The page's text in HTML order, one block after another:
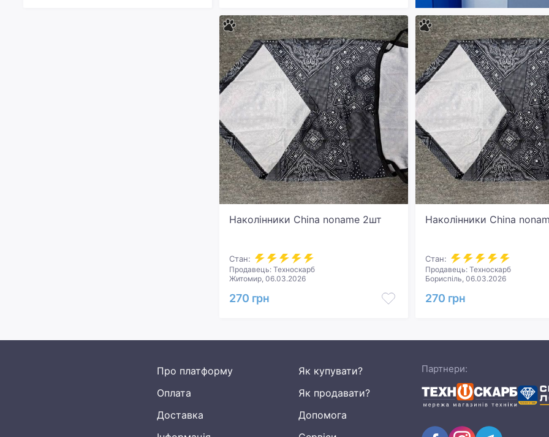
Наколінники China noname 2шт
Стан:
Продавець: Техноскарб
Житомир, 06.03.2026
270 грн
Наколінники China
Стан:
Продавець: Техноскарб
Бориспіль, 06.03.2026
270 грн
Про платформу
Оплата
Доставка
Як купувати?
Як продавати?
Допомога
Партнери: